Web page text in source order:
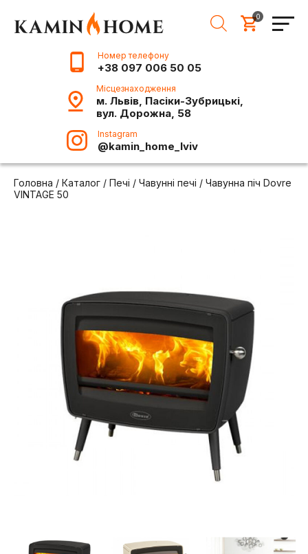
0
Номер телефону
+38 097 006 50 05
Місцезнаходження
м. Львів, Пасіки-Зубрицькі,
вул. Дорожна, 58
Instagram
@kamin_home_lviv
Головна / Каталог / Печі / Чавунні печі / Чавунна піч Dovre
VINTAGE 50